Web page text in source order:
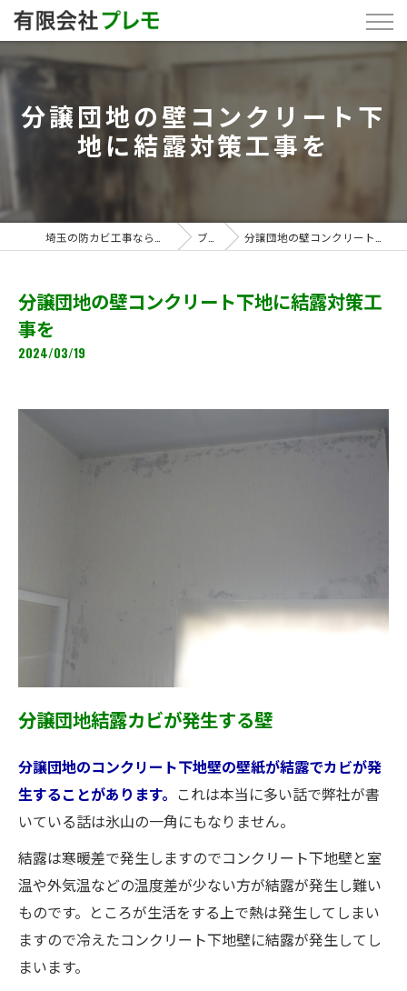
分譲団地の壁コンクリート下
地に結露対策工事を
ブログ 分譲団地の壁コンクリート下地に結露対策工事を
分譲団地の壁コンクリート下地に結露対策工
事を
2024/03/19
分譲団地結露カビが発生する壁
分譲団地のコンクリート下地壁の壁紙が結露でカビが発
生することがあります。 これは本当に多い話で弊社が書
いている話は氷山の一角にもなりません。
結露は寒暖差で発生しますのでコンクリート下地壁と室
温や外気温などの温度差が少ない方が結露が発生し難い
ものです。ところが生活をする上で熱は発生してしまい
ますので冷えたコンクリート下地壁に結露が発生してし
まいます。